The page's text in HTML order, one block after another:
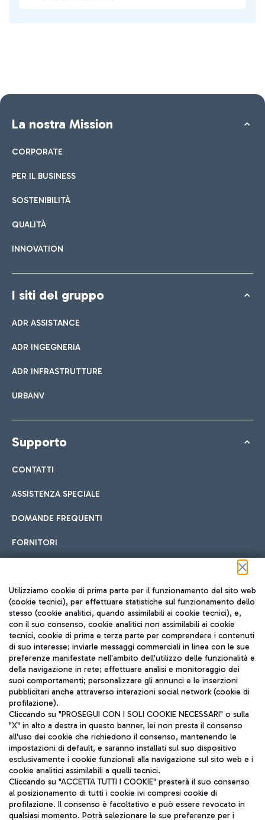
La nostra Mission
CORPORATE
PER IL BUSINESS
SOSTENIBILITÀ
QUALITÀ
INNOVATION
I siti del gruppo
ADR ASSISTANCE
ADR INGEGNERIA
ADR INFRASTRUTTURE
URBANV
Supporto
CONTATTI
ASSISTENZA SPECIALE
DOMANDE FREQUENTI
FORNITORI
Seguici sui social
TRAVEL JOURNAL
ITA
Aeroporti di Roma S.p.A. - Società soggetta a direzione e
coordinamento di Mundys S.p.A.
Codice fiscale e Registro delle Imprese di Roma 13032990155 P.
IVA 06572251004
Utilizziamo cookie di prima parte per il funzionamento del sito web
(cookie tecnici), per effettuare statistiche sul funzionamento dello
stesso (cookie analitici, quando assimilabili ai cookie tecnici), e,
con il suo consenso, cookie analitici non assimilabili ai cookie
tecnici, cookie di prima e terza parte per comprendere i contenuti
di suo interesse; inviarle messaggi commerciali in linea con le sue
preferenze manifestate nell'ambito dell'utilizzo delle funzionalità e
della navigazione in rete; effettuare analisi e monitoraggio dei
suoi comportamenti; personalizzare gli annunci e le inserzioni
pubblicitari anche attraverso interazioni social network (cookie di
profilazione).
Cliccando su "PROSEGUI CON I SOLI COOKIE NECESSARI" o sulla
"X" in alto a destra in questo banner, lei non presta il consenso
all'uso dei cookie che richiedono il consenso, mantenendo le
impostazioni di default, e saranno installati sul suo dispositivo
esclusivamente i cookie funzionali alla navigazione sul sito web e i
cookie analitici assimilabili a quelli tecnici.
Cliccando su "ACCETTA TUTTI I COOKIE" presterà il suo consenso
al posizionamento di tutti i cookie ivi compresi cookie di
profilazione. Il consenso è facoltativo e può essere revocato in
qualsiasi momento. Potrà selezionare le sue preferenze per i